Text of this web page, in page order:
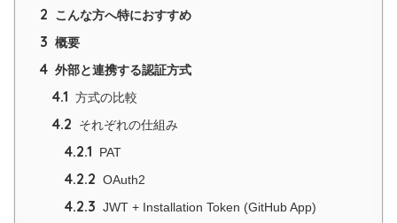
2 こんな方へ特におすすめ
3 概要
4 外部と連携する認証方式
4.1 方式の比較
4.2 それぞれの仕組み
4.2.1 PAT
4.2.2 OAuth2
4.2.3 JWT + Installation Token (GitHub App)